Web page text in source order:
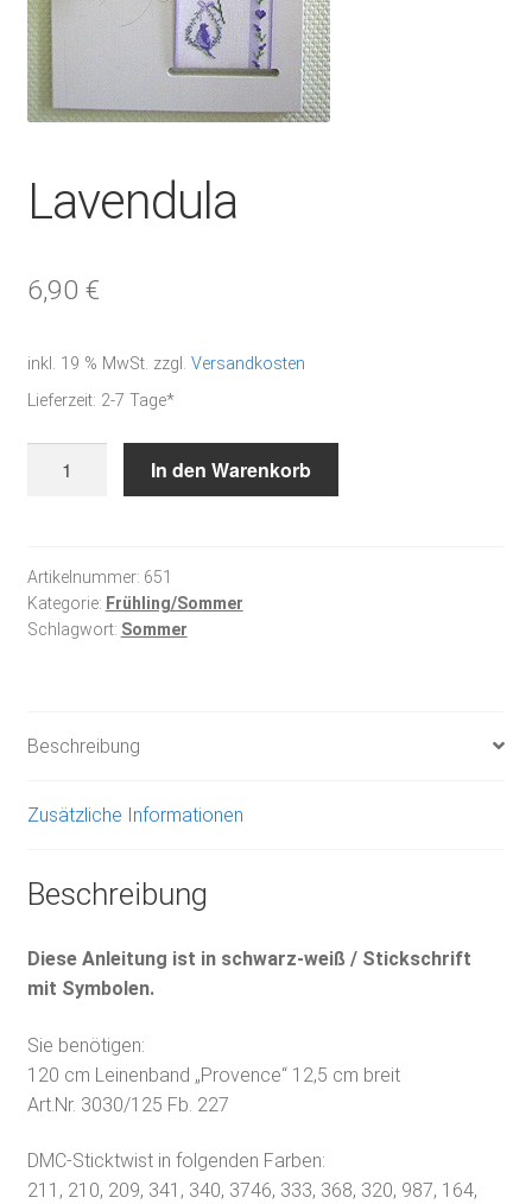
Lavendula
6,90 €
inkl. 19 % MwSt. zzgl. Versandkosten
Lieferzeit: 2-7 Tage*
In den Warenkorb
Artikelnummer: 651
Kategorie: Frühling/Sommer
Schlagwort: Sommer
Beschreibung
Zusätzliche Informationen
Beschreibung
Diese Anleitung ist in schwarz-weiß / Stickschrift
mit Symbolen.
Sie benötigen:
120 cm Leinenband „Provence“ 12,5 cm breit
Art.Nr. 3030/125 Fb. 227
DMC-Sticktwist in folgenden Farben:
211, 210, 209, 341, 340, 3746, 333, 368, 320, 987, 164,